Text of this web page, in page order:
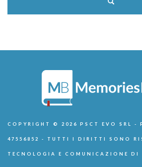
COPYRIGHT © 2026 PSCT EVO SRL -
47556852 - TUTTI I DIRITTI SONO
TECNOLOGIA E COMUNICAZIONE DI